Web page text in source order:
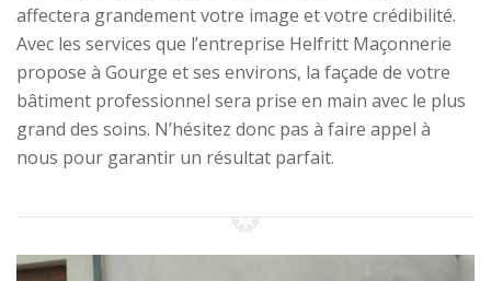
affectera grandement votre image et votre crédibilité.
Avec les services que l’entreprise Helfritt Maçonnerie
propose à Gourge et ses environs, la façade de votre
bâtiment professionnel sera prise en main avec le plus
grand des soins. N’hésitez donc pas à faire appel à
nous pour garantir un résultat parfait.